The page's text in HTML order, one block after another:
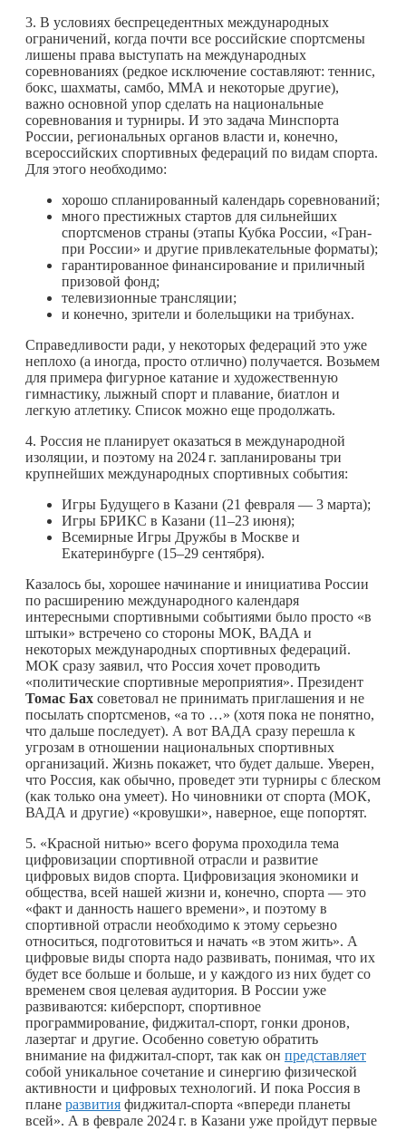
3. В условиях беспрецедентных международных
ограничений, когда почти все российские спортсмены
лишены права выступать на международных
соревнованиях (редкое исключение составляют: теннис,
бокс, шахматы, самбо, ММА и некоторые другие),
важно основной упор сделать на национальные
соревнования и турниры. И это задача Минспорта
России, региональных органов власти и, конечно,
всероссийских спортивных федераций по видам спорта.
Для этого необходимо:
хорошо спланированный календарь соревнований;
много престижных стартов для сильнейших
спортсменов страны (этапы Кубка России, «Гран-
при России» и другие привлекательные форматы);
гарантированное финансирование и приличный
призовой фонд;
телевизионные трансляции;
и конечно, зрители и болельщики на трибунах.
Справедливости ради, у некоторых федераций это уже
неплохо (а иногда, просто отлично) получается. Возьмем
для примера фигурное катание и художественную
гимнастику, лыжный спорт и плавание, биатлон и
легкую атлетику. Список можно еще продолжать.
4. Россия не планирует оказаться в международной
изоляции, и поэтому на 2024 г. запланированы три
крупнейших международных спортивных события:
Игры Будущего в Казани (21 февраля — 3 марта);
Игры БРИКС в Казани (11–23 июня);
Всемирные Игры Дружбы в Москве и
Екатеринбурге (15–29 сентября).
Казалось бы, хорошее начинание и инициатива России
по расширению международного календаря
интересными спортивными событиями было просто «в
штыки» встречено со стороны МОК, ВАДА и
некоторых международных спортивных федераций.
МОК сразу заявил, что Россия хочет проводить
«политические спортивные мероприятия». Президент
Томас Бах советовал не принимать приглашения и не
посылать спортсменов, «а то …» (хотя пока не понятно,
что дальше последует). А вот ВАДА сразу перешла к
угрозам в отношении национальных спортивных
организаций. Жизнь покажет, что будет дальше. Уверен,
что Россия, как обычно, проведет эти турниры с блеском
(как только она умеет). Но чиновники от спорта (МОК,
ВАДА и другие) «кровушки», наверное, еще попортят.
5. «Красной нитью» всего форума проходила тема
цифровизации спортивной отрасли и развитие
цифровых видов спорта. Цифровизация экономики и
общества, всей нашей жизни и, конечно, спорта — это
«факт и данность нашего времени», и поэтому в
спортивной отрасли необходимо к этому серьезно
относиться, подготовиться и начать «в этом жить». А
цифровые виды спорта надо развивать, понимая, что их
будет все больше и больше, и у каждого из них будет со
временем своя целевая аудитория. В России уже
развиваются: киберспорт, спортивное
программирование, фиджитал-спорт, гонки дронов,
лазертаг и другие. Особенно советую обратить
внимание на фиджитал-спорт, так как он представляет
собой уникальное сочетание и синергию физической
активности и цифровых технологий. И пока Россия в
плане развития фиджитал-спорта «впереди планеты
всей». А в феврале 2024 г. в Казани уже пройдут первые